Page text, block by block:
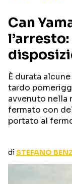
GENERI
PERSONAGGI
Categorie
NOTIZIE
CURIOSITÀ
Can
È durata
tardo
avvenuto nella
fermato con
portato al
diSTEFANO